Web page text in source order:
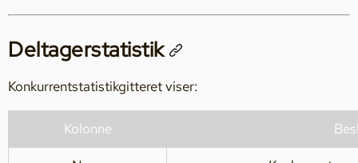
Deltagerstatistik
Konkurrentstatistikgitteret viser:
Kolonne